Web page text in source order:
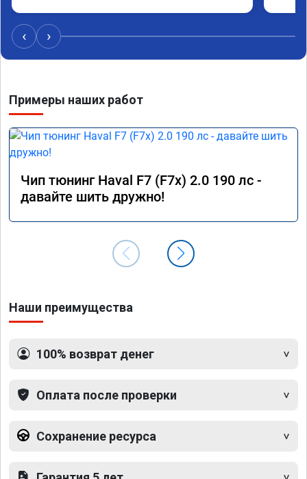
‹ ›
Примеры наших работ
Чип тюнинг Haval F7 (F7x) 2.0 190 лс -
давайте шить дружно!
Наши преимущества
100% возврат денег
Оплата после проверки
Сохранение ресурса